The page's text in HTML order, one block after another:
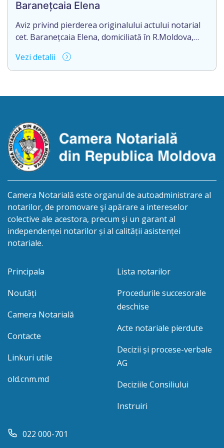
Baranețcaia Elena
Aviz privind pierderea originalului actului notarial
cet. Baranețcaia Elena, domiciliată în R.Moldova,
pierderea originalului actului notarial: contract de
vînzare-cumpărare nr.9324 din 11.08.2017
Vezi detalii
Camera Notarială este organul de autoadministrare al
notarilor, de promovare şi apărare a intereselor
colective ale acestora, precum şi un garant al
independenței notarilor și al calității asistenței
notariale.
Principala
Noutăți
Camera Notarială
Contacte
Linkuri utile
old.cnm.md
Lista notarilor
Procedurile succesorale
deschise
Acte notariale pierdute
Decizii și procese-verbale
AG
Deciziile Consiliului
Instruiri
022 000-701